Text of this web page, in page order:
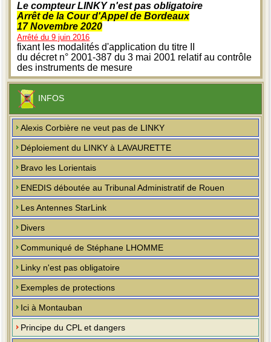
Le compteur LINKY n'est pas obligatoire
Arrêt de la Cour d'Appel de Bordeaux
17 Novembre 2020
Arrêté du 9 juin 2016
fixant les modalités d'application du titre II
du décret n° 2001-387 du 3 mai 2001 relatif au contrôle
des instruments de mesure
INFOS
Alexis Corbière ne veut pas de LINKY
Déploiement du LINKY à LAVAURETTE
Bravo les Lorientais
ENEDIS déboutée au Tribunal Administratif de Rouen
Les Antennes StarLink
Divers
Communiqué de Stéphane LHOMME
Linky n'est pas obligatoire
Exemples de protections
Ici à Montauban
Principe du CPL et dangers